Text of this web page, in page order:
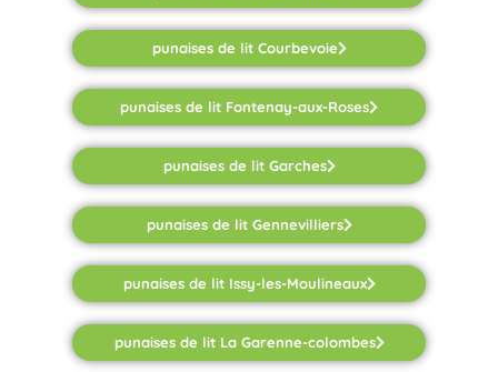
punaises de lit Courbevoie
punaises de lit Fontenay-aux-Roses
punaises de lit Garches
punaises de lit Gennevilliers
punaises de lit Issy-les-Moulineaux
punaises de lit La Garenne-colombes